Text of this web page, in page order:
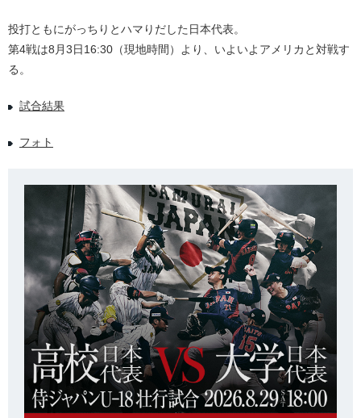
投打ともにがっちりとハマりだした日本代表。
第4戦は8月3日16:30（現地時間）より、いよいよアメリカと対戦す
る。
試合結果
フォト